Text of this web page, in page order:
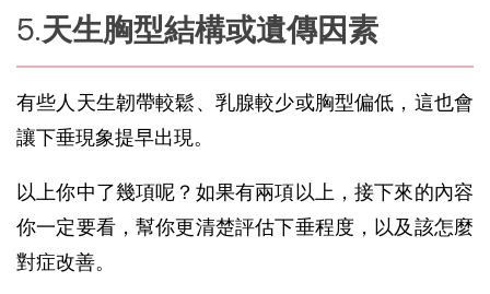
天生胸型結構或遺傳因素
有些人天生韌帶較鬆、乳腺較少或胸型偏低，這也會
讓下垂現象提早出現。
以上你中了幾項呢？如果有兩項以上，接下來的內容
你一定要看，幫你更清楚評估下垂程度，以及該怎麼
對症改善。